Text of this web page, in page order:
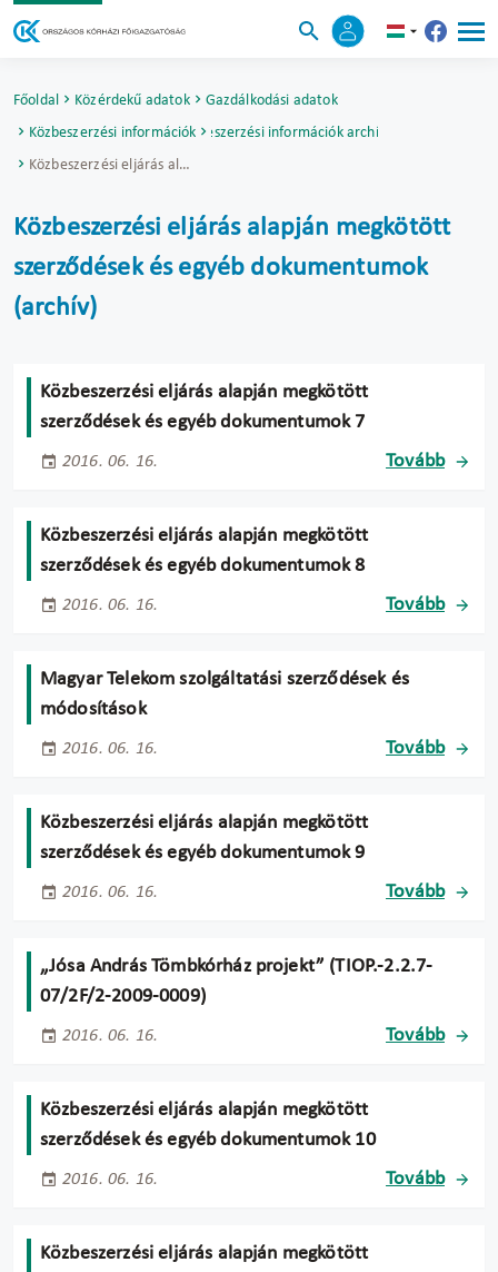
Főoldal Közérdekű adatok
Gazdálkodási adatok
Közbeszerzési információkKözbeszerzési információk archívuma
Közbeszerzési eljárás alapján megkötött szerződések és egyéb dokumentumok (archív)
Közbeszerzési eljárás alapján megkötött
szerződések és egyéb dokumentumok
(archív)
Közbeszerzési eljárás alapján megkötött
szerződések és egyéb dokumentumok 7
2016. 06. 16. Tovább
Közbeszerzési eljárás alapján megkötött
szerződések és egyéb dokumentumok 8
2016. 06. 16. Tovább
Magyar Telekom szolgáltatási szerződések és
módosítások
2016. 06. 16. Tovább
Közbeszerzési eljárás alapján megkötött
szerződések és egyéb dokumentumok 9
2016. 06. 16. Tovább
„Jósa András Tömbkórház projekt” (TIOP.-2.2.7-
07/2F/2-2009-0009)
2016. 06. 16. Tovább
Közbeszerzési eljárás alapján megkötött
szerződések és egyéb dokumentumok 10
2016. 06. 16. Tovább
Közbeszerzési eljárás alapján megkötött